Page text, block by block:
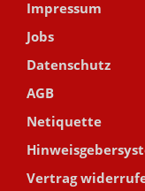
Impressum
Jobs
Datenschutz
AGB
Netiquette
Vertrag